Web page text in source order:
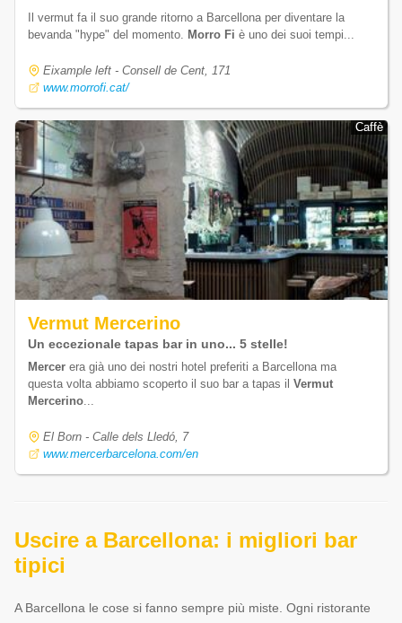
Il vermut fa il suo grande ritorno a Barcellona per diventare la
bevanda "hype" del momento. Morro Fi è uno dei suoi tempi...
Eixample left - Consell de Cent, 171
www.morrofi.cat/
Caffè
Caffè
Vermut Mercerino
Un eccezionale tapas bar in uno... 5 stelle!
Mercer era già uno dei nostri hotel preferiti a Barcellona ma
questa volta abbiamo scoperto il suo bar a tapas ilVermut
Mercerino
El Born - Calle dels Lledó, 7
www.mercerbarcelona.com/en
Uscire a Barcellona: i migliori bar
tipici
A Barcellona le cose si fanno sempre più miste. Ogni ristorante